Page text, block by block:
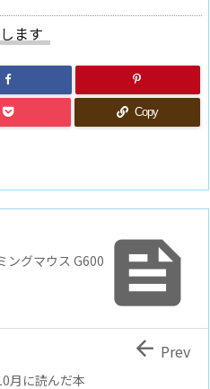
ます
Copy

グマウス G600
月に読んだ本
 Prev